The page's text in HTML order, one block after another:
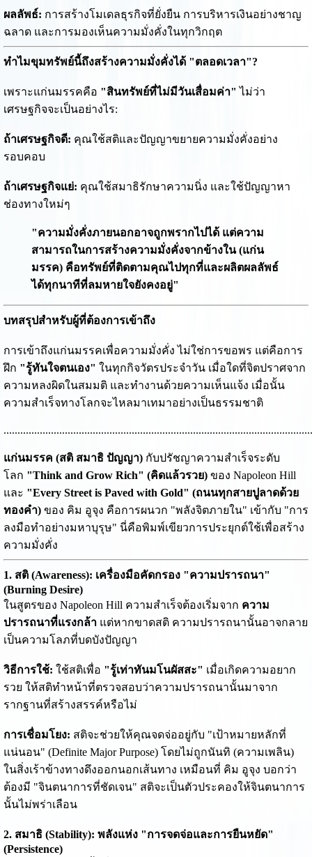
ผลลัพธ์: การสร้างโมเดลธุรกิจที่ยั่งยืน การบริหารเงินอย่างชาญ
ฉลาด และการมองเห็นความมั่งคั่งในทุกวิกฤต
ทำไมขุมทรัพย์นี้ถึงสร้างความมั่งคั่งได้ "ตลอดเวลา"?
เพราะแก่นมรรคคือ "สินทรัพย์ที่ไม่มีวันเสื่อมค่า" ไม่ว่า
เศรษฐกิจจะเป็นอย่างไร:
ถ้าเศรษฐกิจดี: คุณใช้สติและปัญญาขยายความมั่งคั่งอย่าง
รอบคอบ
ถ้าเศรษฐกิจแย่: คุณใช้สมาธิรักษาความนิ่ง และใช้ปัญญาหา
ช่องทางใหม่ๆ
"ความมั่งคั่งภายนอกอาจถูกพรากไปได้ แต่ความ
สามารถในการสร้างความมั่งคั่งจากข้างใน (แก่น
มรรค) คือทรัพย์ที่ติดตามคุณไปทุกที่และผลิตผลลัพธ์
ได้ทุกนาทีที่ลมหายใจยังคงอยู่"
บทสรุปสำหรับผู้ที่ต้องการเข้าถึง
การเข้าถึงแก่นมรรคเพื่อความมั่งคั่ง ไม่ใช่การขอพร แต่คือการ
ฝึก "รู้ทันใจตนเอง" ในทุกกิจวัตรประจำวัน เมื่อใดที่จิตปราศจาก
ความหลงผิดในสมมติ และทำงานด้วยความเห็นแจ้ง เมื่อนั้น
ความสำเร็จทางโลกจะไหลมาเทมาอย่างเป็นธรรมชาติ
แก่นมรรค (สติ สมาธิ ปัญญา)กับปรัชญาความสำเร็จระดับ
โลก "Think and Grow Rich" (คิดแล้วรวย)ของ Napoleon Hill
และ "Every Street is Paved with Gold" (ถนนทุกสายปูลาดด้วย
ทองคำ)ของ คิม อูจุง คือการผนวก "พลังจิตภายใน" เข้ากับ "การ
ลงมือทำอย่างมหาบุรุษ" นี่คือพิมพ์เขียวการประยุกต์ใช้เพื่อสร้าง
ความมั่งคั่ง
1. สติ (Awareness): เครื่องมือคัดกรอง "ความปรารถนา"
(Burning Desire)
ในสูตรของ Napoleon Hill ความสำเร็จต้องเริ่มจาก ความ
ปรารถนาที่แรงกล้าแต่หากขาดสติ ความปรารถนานั้นอาจกลาย
เป็นความโลภที่บดบังปัญญา
วิธีการใช้: ใช้สติเพื่อ "รู้เท่าทันมโนผัสสะ" เมื่อเกิดความอยาก
รวย ให้สติทำหน้าที่ตรวจสอบว่าความปรารถนานั้นมาจาก
รากฐานที่สร้างสรรค์หรือไม่
การเชื่อมโยง: สติจะช่วยให้คุณจดจ่ออยู่กับ "เป้าหมายหลักที่
แน่นอน" (Definite Major Purpose) โดยไม่ถูกนันทิ (ความเพลิน)
ในสิ่งเร้าข้างทางดึงออกนอกเส้นทาง เหมือนที่ คิม อูจุง บอกว่า
ต้องมี "จินตนาการที่ชัดเจน" สติจะเป็นตัวประคองให้จินตนาการ
นั้นไม่พร่าเลือน
2. สมาธิ (Stability): พลังแห่ง "การจดจ่อและการยืนหยัด"
(Persistence)